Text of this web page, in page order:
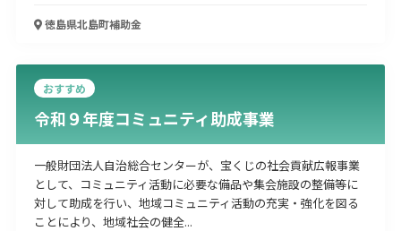
徳島県北島町補助金
おすすめ
令和９年度コミュニティ助成事業
一般財団法人自治総合センターが、宝くじの社会貢献広報事業
として、コミュニティ活動に必要な備品や集会施設の整備等に
対して助成を行い、地域コミュニティ活動の充実・強化を図る
ことにより、地域社会の健全...